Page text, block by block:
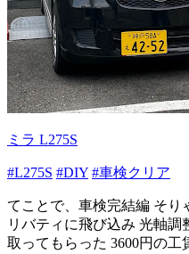
ミラ L275S
#L275S #DIY #車検クリア
てことで、車検完結編 そ
リバティに飛び込み 光軸
取ってもらった 3600円の工